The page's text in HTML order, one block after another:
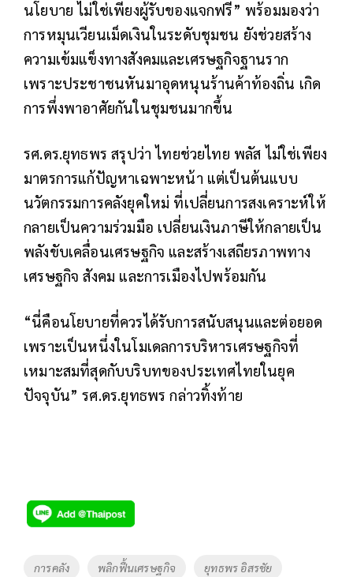
นโยบาย ไม่ใช่เพียงผู้รับของแจกฟรี” พร้อมมองว่า
การหมุนเวียนเม็ดเงินในระดับชุมชน ยังช่วยสร้าง
ความเข้มแข็งทางสังคมและเศรษฐกิจฐานราก
เพราะประชาชนหันมาอุดหนุนร้านค้าท้องถิ่น เกิด
การพึ่งพาอาศัยกันในชุมชนมากขึ้น
รศ.ดร.ยุทธพร สรุปว่า ไทยช่วยไทย พลัส ไม่ใช่เพียง
มาตรการแก้ปัญหาเฉพาะหน้า แต่เป็นต้นแบบ
นวัตกรรมการคลังยุคใหม่ ที่เปลี่ยนการสงเคราะห์ให้
กลายเป็นความร่วมมือ เปลี่ยนเงินภาษีให้กลายเป็น
พลังขับเคลื่อนเศรษฐกิจ และสร้างเสถียรภาพทาง
เศรษฐกิจ สังคม และการเมืองไปพร้อมกัน
“นี่คือนโยบายที่ควรได้รับการสนับสนุนและต่อยอด
เพราะเป็นหนึ่งในโมเดลการบริหารเศรษฐกิจที่
เหมาะสมที่สุดกับบริบทของประเทศไทยในยุค
ปัจจุบัน” รศ.ดร.ยุทธพร กล่าวทิ้งท้าย
Tags
การคลัง พลิกฟื้นเศรษฐกิจ ยุทธพร อิสรชัย